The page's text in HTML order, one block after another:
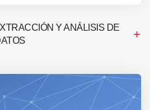
Y ANÁLISIS DE